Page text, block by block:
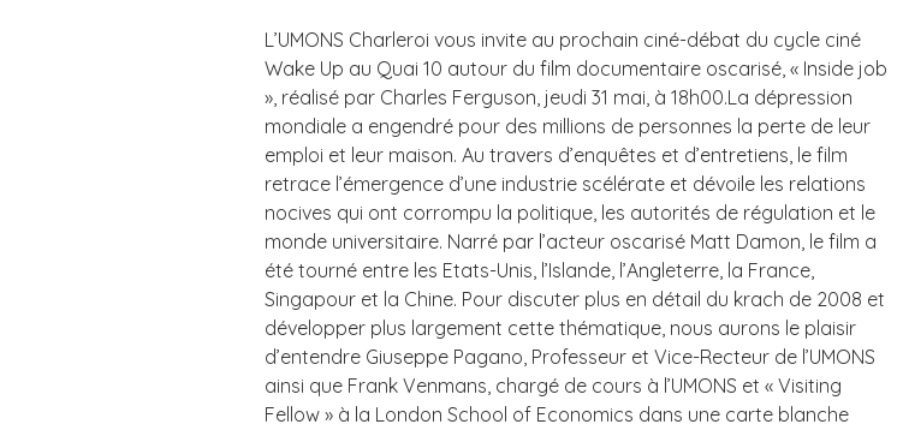
L’UMONS Charleroi vous invite au prochain ciné-débat du cycle ciné
Wake Up au Quai 10 autour du film documentaire oscarisé, « Inside job
», réalisé par Charles Ferguson, jeudi 31 mai, à 18h00.La dépression
mondiale a engendré pour des millions de personnes la perte de leur
emploi et leur maison. Au travers d’enquêtes et d’entretiens, le film
retrace l’émergence d’une industrie scélérate et dévoile les relations
nocives qui ont corrompu la politique, les autorités de régulation et le
monde universitaire. Narré par l’acteur oscarisé Matt Damon, le film a
été tourné entre les Etats-Unis, l’Islande, l’Angleterre, la France,
Singapour et la Chine. Pour discuter plus en détail du krach de 2008 et
développer plus largement cette thématique, nous aurons le plaisir
d’entendre Giuseppe Pagano, Professeur et Vice-Recteur de l’UMONS
ainsi que Frank Venmans, chargé de cours à l’UMONS et « Visiting
Fellow » à la London School of Economics dans une carte blanche